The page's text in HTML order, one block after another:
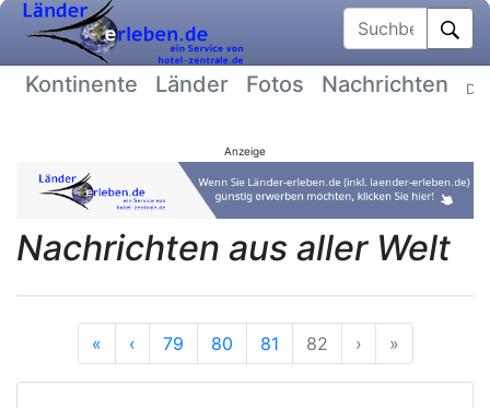
Suchbegriff
Kontinente Länder Fotos Nachrichten
Anzeige
Nachrichten aus aller Welt
« Anfang
‹Vorherige
79 80 81 82 ›Nächste
»Ende